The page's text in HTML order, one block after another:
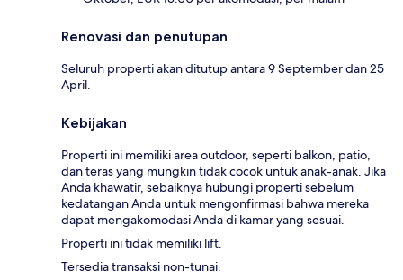
Renovasi dan penutupan
Seluruh properti akan ditutup antara 9 September dan 25
April.
Kebijakan
Properti ini memiliki area outdoor, seperti balkon, patio,
dan teras yang mungkin tidak cocok untuk anak-anak. Jika
Anda khawatir, sebaiknya hubungi properti sebelum
kedatangan Anda untuk mengonfirmasi bahwa mereka
dapat mengakomodasi Anda di kamar yang sesuai.
Properti ini tidak memiliki lift.
Tersedia transaksi non-tunai.